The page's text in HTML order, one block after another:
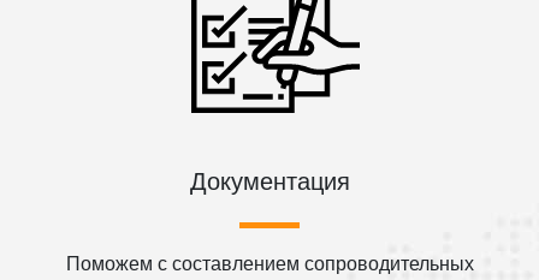
Документация
Поможем с составлением сопроводительных